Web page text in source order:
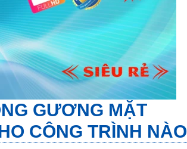
GƯƠNG MẶT
CÔNG TRÌNH NÀO